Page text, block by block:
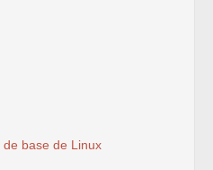
de base de Linux